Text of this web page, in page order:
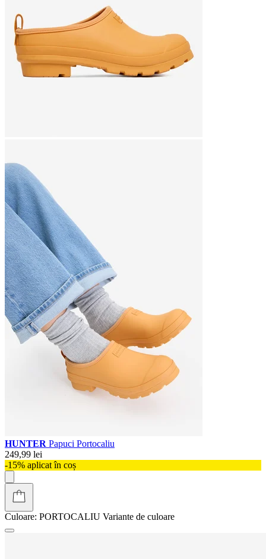
HUNTER Papuci Portocaliu
249,99 lei
-15% aplicat în coș
Culoare: PORTOCALIU Variante de culoare